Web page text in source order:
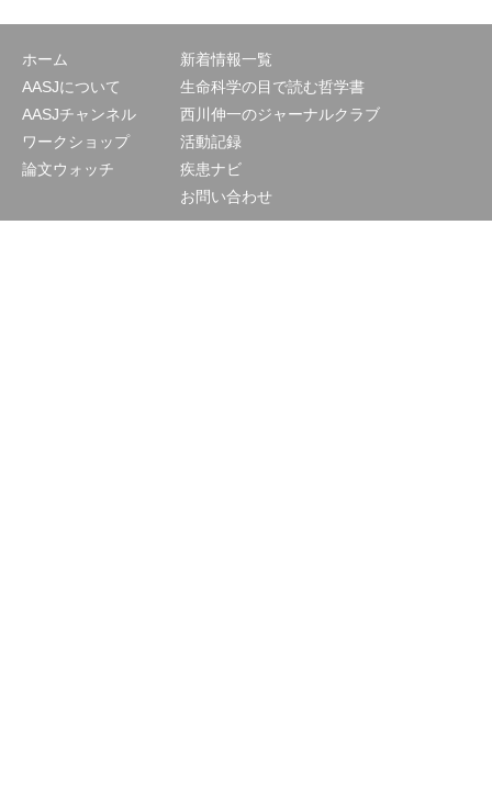
ホーム
AASJについて
AASJチャンネル
ワークショップ
論文ウォッチ
新着情報一覧
生命科学の目で読む哲学書
西川伸一のジャーナルクラブ
活動記録
疾患ナビ
お問い合わせ